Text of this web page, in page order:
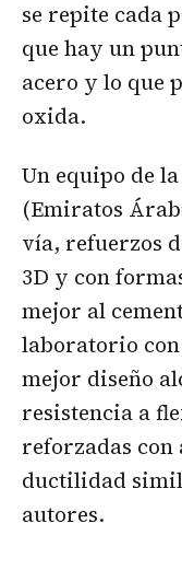
se repite cada
que hay un
acero y lo que
oxida.
Un equipo de
(Emiratos
vía, refuerzos
3D y con
mejor al
laboratorio con
mejor diseño
resistencia a
reforzadas
ductilidad
autores.